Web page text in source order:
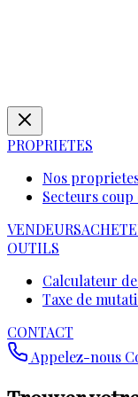
PROPRIETES
Nos
Secteurs
VENDEURS
OUTILS
Calculateur
Taxe de
CONTACT
Appelez-nous